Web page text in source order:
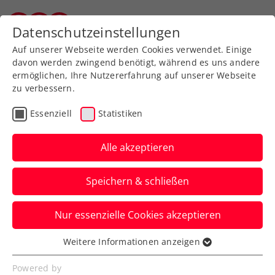
Zurück zur Newsübersicht
WTA
ITF Tauranga: Grabher mit
ansprechendem
Saisonstart
Österreichs Spitzenspielerin verpasst in
Neuseeland nur knapp ihren neunten
Damen-Doppeltitel.
Verfasst von: Manuel Wachta, 21.12.2024
Datenschutzeinstellungen
Auf unserer Webseite werden Cookies verwendet. Einige
davon werden zwingend benötigt, während es uns andere
ermöglichen, Ihre Nutzererfahrung auf unserer Webseite
zu verbessern.
Essenziell Statistiken
Alle akzeptieren
Speichern & schließen
Nur essenzielle Cookies akzeptieren
Essenziell
Essenzielle Cookies werden für grundlegende
Weitere Informationen anzeigen
Powered by